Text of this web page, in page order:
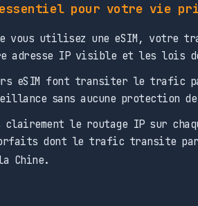
pour votre vie
vous utilisez une eSIM, votre
adresse IP visible et les lois
eSIM font transiter le trafic
sans aucune protection
clairement le routage IP sur
dont le trafic transite par
Chine.